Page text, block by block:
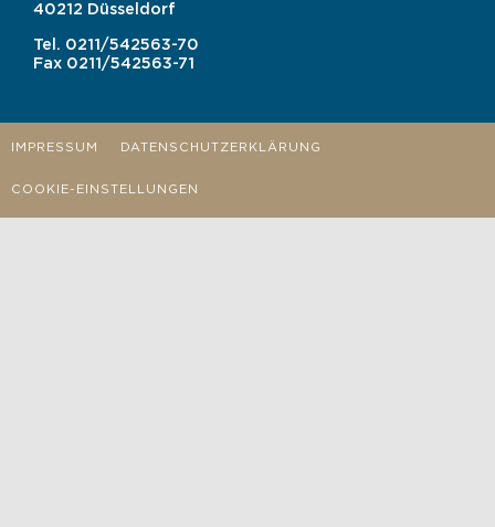
40212 Düsseldorf
Tel. 0211/542563-70
Fax 0211/542563-71
IMPRESSUM DATENSCHUTZERKLÄRUNG
COOKIE-EINSTELLUNGEN